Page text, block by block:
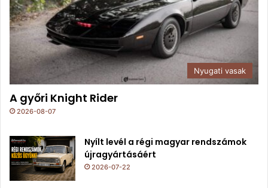
Nyugati vasak
A győri Knight Rider
2026-08-07
Nyílt levél a régi magyar rendszámok
újragyártásáért
2026-07-22